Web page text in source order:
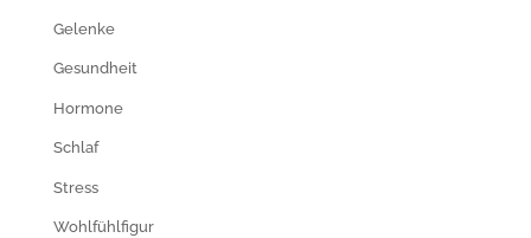
Gelenke
Gesundheit
Hormone
Schlaf
Stress
Wohlfühlfigur